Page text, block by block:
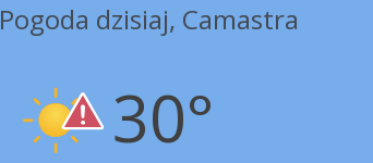
Pogoda dzisiaj, Camastra
30°